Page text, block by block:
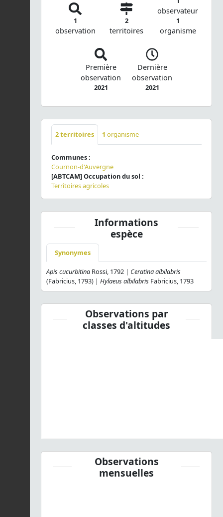
1
observation
2
territoires
observateur
1
organisme
Première
observation
2021
Dernière
observation
2021
2territoires 1 organisme
Communes :
Cournon-d'Auvergne
[ABTCAM] Occupation du sol :
Territoires agricoles
Informations
espèce
Synonymes
Apis cucurbitina Rossi, 1792 | Ceratina albilabris
(Fabricius, 1793) | Hylaeus albilabris Fabricius, 1793
Observations par
classes d'altitudes
Observations
mensuelles